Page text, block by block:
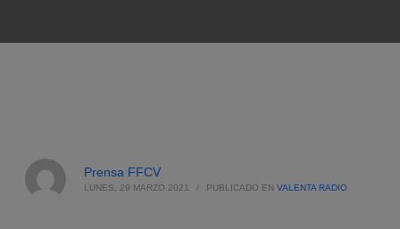
Prensa FFCV
LUNES, 29 MARZO 2021 / PUBLICADO EN VALENTA RADIO